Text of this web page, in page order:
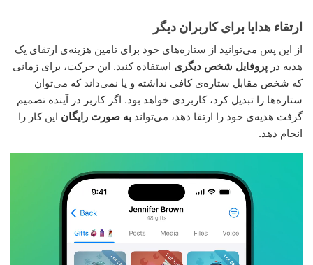
ارتقاء هدایا برای کاربران دیگر
از این پس می‌توانید از ستاره‌های خود برای تامین هزینه‌ی ارتقای یک
هدیه در پروفایل شخص دیگری استفاده کنید. این حرکت، برای زمانی
که شخص مقابل ستاره‌ی کافی نداشته و یا نمی‌داند که می‌توان
ستاره‌ها را تبدیل کرد، کاربردی خواهد بود. اگر کاربر در آینده تصمیم
گرفت هدیه‌ی خود را ارتقا دهد، می‌تواند به صورت رایگان این کار را
انجام دهد.